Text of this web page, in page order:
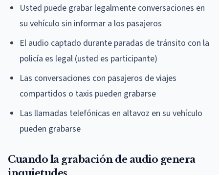
Usted puede grabar legalmente conversaciones en
su vehículo sin informar a los pasajeros
El audio captado durante paradas de tránsito con la
policía es legal (usted es participante)
Las conversaciones con pasajeros de viajes
compartidos o taxis pueden grabarse
Las llamadas telefónicas en altavoz en su vehículo
pueden grabarse
Cuando la grabación de audio genera